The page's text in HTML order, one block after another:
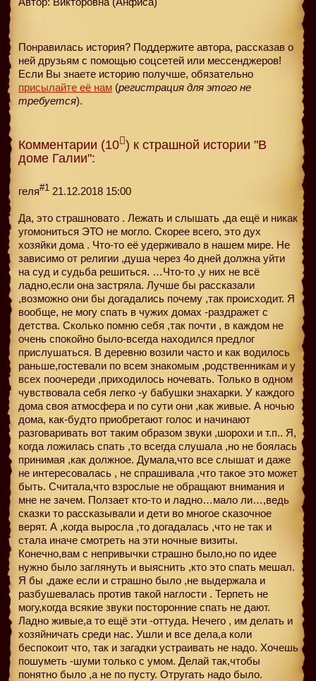
Понравилась история? Поддержите автора, рассказав о
ней друзьям с помощью соцсетей или мессенджеров!
Если Вы знаете историю получше, обязательно
присылайте её нам (регистрация для этого не
требуется).
Комментарии (10 ) к страшной истории "В
доме Галии":
геля#1 21.12.2018 15:00
Да, это страшновато . Лежать и слышать ,да ещё и никак
угомониться ЭТО не могло. Скорее всего, это дух
хозяйки дома . Что-то её удерживало в нашем мире. Не
зависимо от религии ,душа через 4о дней должна уйти
на суд и судьба решиться. …Что-то ,у них не всё
ладно,если она застряла. Лучше бы рассказали
,возможно они бы догадались почему ,так происходит. Я
вообще, не могу спать в чужих домах -раздражет с
детства. Сколько помню себя ,так почти , в каждом не
очень спокойно было-всегда находился предлог
прислушаться. В деревню возили часто и как водилось
раньше,гостевали по всем знакомым ,родственникам и у
всех поочереди ,приходилось ночевать. Только в одном
чувствовала себя легко -у бабушки знахарки. У каждого
дома своя атмосфера и по сути они ,как живые. А ночью
дома, как-будто приобретают голос и начинают
разговаривать вот таким образом звуки ,шорохи и т.п.. Я,
когда ложилась спать ,то всегда слушала ,но не боялась
принимая ,как должное. Думала,что все слышат и даже
не интересовалась , не спрашивала ,что такое это может
быть. Считала,что взрослые не обращают внимания и
мне не зачем. Ползает кто-то и ладно…мало ли…,ведь
сказки то рассказывали и дети во многое сказочное
верят. А ,когда выросла ,то догадалась ,что не так и
стала иначе смотреть на эти ночные визиты.
Конечно,вам с непривычки страшно было,но по идее
нужно было заглянуть и выяснить ,кто это спать мешал.
Я бы ,даже если и страшно было ,не выдержала и
разбушевалась против такой наглости . Терпеть не
могу,когда всякие звуки посторонние спать не дают.
Ладно живые,а то ещё эти -оттуда. Нечего , им делать и
хозяйничать среди нас. Ушли и все дела,а коли
беспокоит что, так и загадки устраивать не надо. Хочешь
пошуметь -шуми только с умом. Делай так,чтобы
понятно было ,а не по пусту. Отругать надо было.